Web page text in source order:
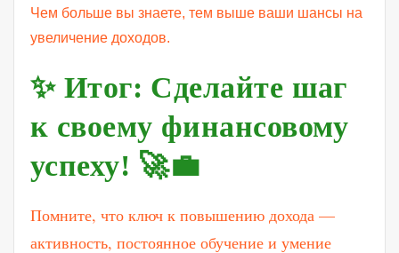
Чем больше вы знаете, тем выше ваши шансы на
увеличение доходов.
✨ Итог: Сделайте шаг
к своему финансовому
успеху! 🚀💼
Помните, что ключ к повышению дохода —
активность, постоянное обучение и умение